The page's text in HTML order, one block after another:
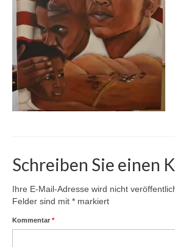
Kontakt | Impressum
Newsletter
Schreiben Sie einen
Ihre E-Mail-Adresse wird nicht
Felder sind mit * markiert
Kommentar *